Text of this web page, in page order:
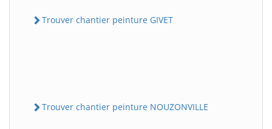
Trouver chantier peinture GIVET
Trouver chantier peinture NOUZONVILLE